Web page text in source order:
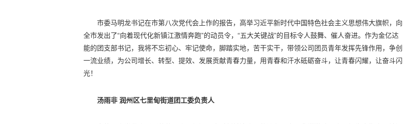
市委马明龙书记在市第八次党代会上作的报告，高举习近平新时代中国特色社会主义思想伟大旗帜，向
全市发出了“向着现代化新镇江激情奔跑”的动员令，“五大关键战”的目标令人鼓舞、催人奋进。作为金亿达
能的团支部书记，我将不忘初心、牢记使命，脚踏实地，苦干实干，带领公司团员青年发挥先锋作用，争创
一流业绩，为公司增长、转型、提效、发展贡献青春力量，用青春和汗水砥砺奋斗，让青春闪耀，让奋斗闪
光！
汤雨非 润州区七里甸街道团工委负责人